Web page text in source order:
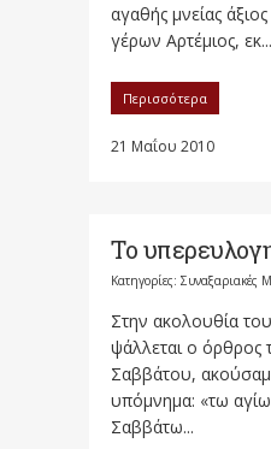
αγαθής μνείας
γέρων Αρτέμιος, εκ...
Περισσότερα
21 Μαΐου 2010
Το
Κατηγορίες: Συναξαριακές
Στην ακολουθία
ψάλλεται ο
Σαββάτου,
υπόμνημα: «τω
Σαββάτω...